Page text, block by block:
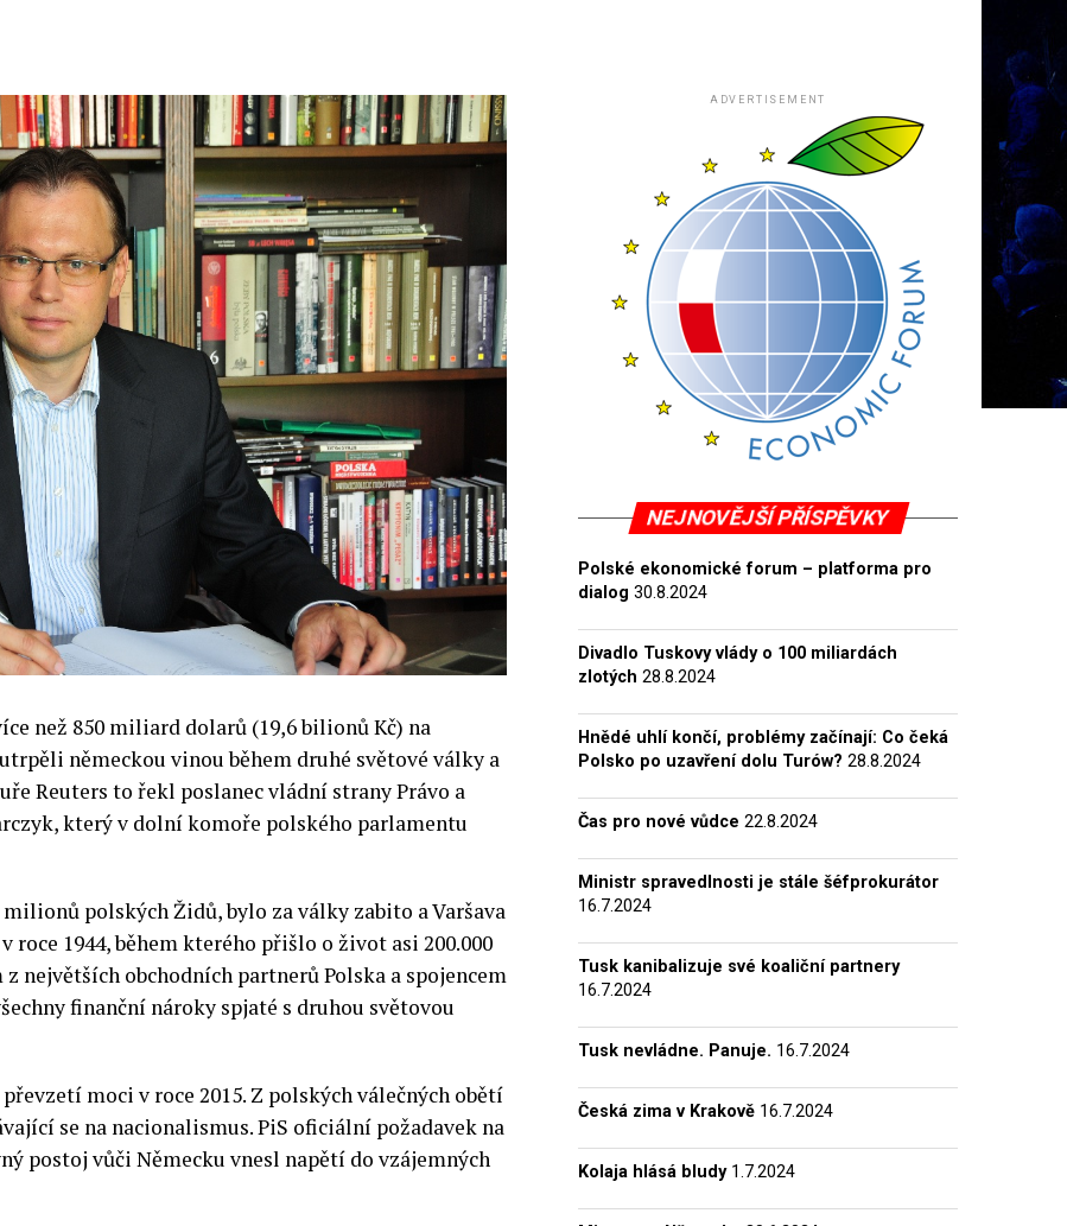
než 850 miliard dolarů (19,6 bilionů Kč) na
německou vinou během druhé světové války a
Reuters to řekl poslanec vládní strany Právo a
který v dolní komoře polského parlamentu
polských Židů, bylo za války zabito a Varšava
roce 1944, během kterého přišlo o život asi 200.000
největších obchodních partnerů Polska a spojencem
finanční nároky spjaté s druhou světovou
moci v roce 2015. Z polských válečných obětí
se na nacionalismus. PiS oficiální požadavek na
postoj vůči Německu vnesl napětí do vzájemných
ADVERTISEMENT
NEJNOVĚJŠÍ PŘÍSPĚVKY
Polské ekonomické forum – platforma pro
dialog 30.8.2024
Divadlo Tuskovy vlády o 100 miliardách
zlotých 28.8.2024
Hnědé uhlí končí, problémy začínají: Co čeká
Polsko po uzavření dolu Turów? 28.8.2024
Čas pro nové vůdce 22.8.2024
Ministr spravedlnosti je stále šéfprokurátor
16.7.2024
Tusk kanibalizuje své koaliční partnery
16.7.2024
Tusk nevládne. Panuje. 16.7.2024
Česká zima v Krakově 16.7.2024
Kolaja hlásá bludy 1.7.2024